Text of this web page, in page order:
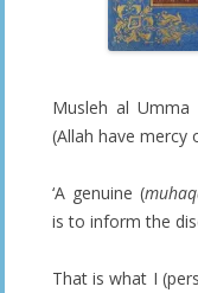
Musleh al Umma
(Allah have mercy
‘A genuine (
is to inform the
That is what I